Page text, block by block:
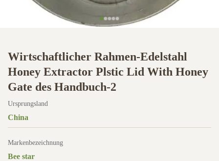
Wirtschaftlicher Rahmen-Edelstahl
Honey Extractor Plstic Lid With Honey
Gate des Handbuch-2
Ursprungsland
China
Markenbezeichnung
Bee star